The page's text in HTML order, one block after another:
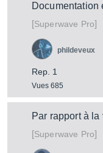
Documentation
[Superwave Pro]
Rep. 1
Vues 685
phildeveux
Par rapport à
[Superwave Pro]